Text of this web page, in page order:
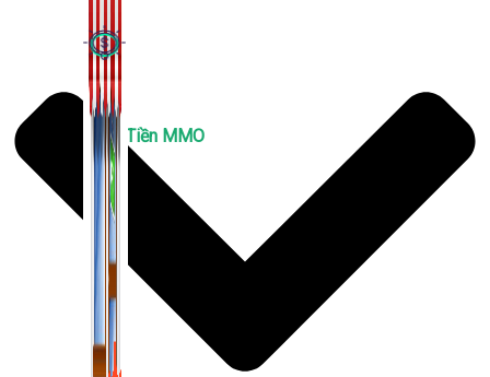
Kiếm Tiền MMO
1,422 bài viết